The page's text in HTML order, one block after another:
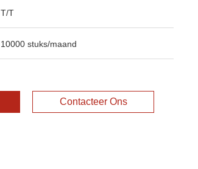
T/T
10000 stuks/maand
Contacteer Ons